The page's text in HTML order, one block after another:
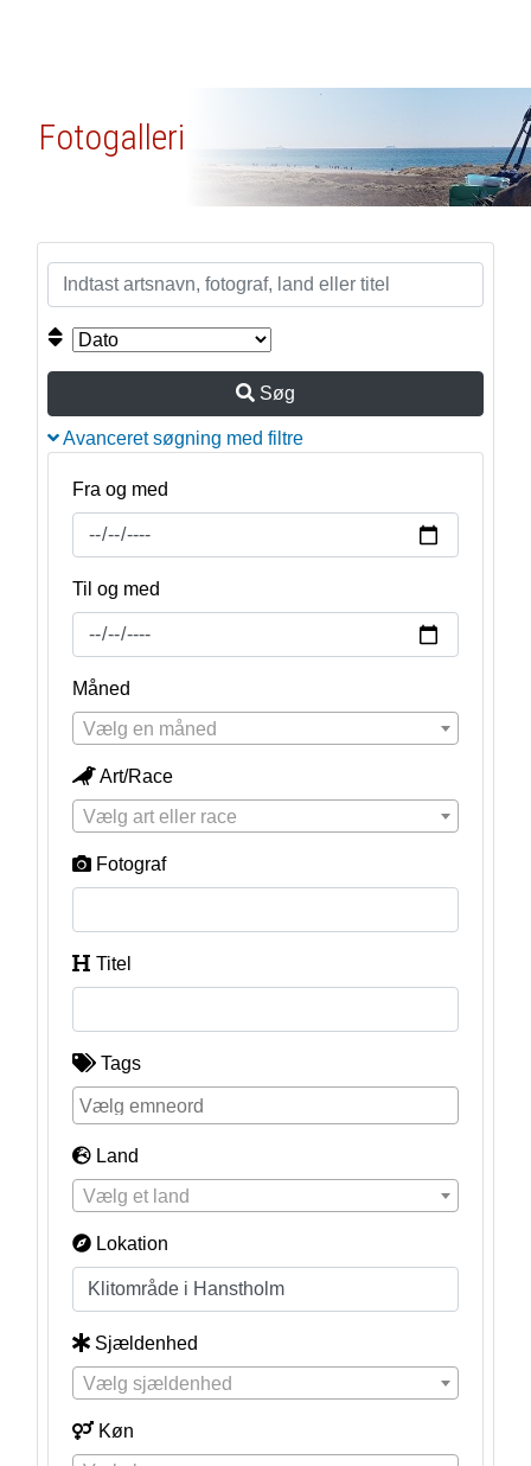
Fotogalleri
Søg
Avanceret søgning med filtre
Fra og med
Til og med
Måned
Vælg en måned
Art/Race
Vælg art eller race
Fotograf
Titel
Tags
Land
Vælg et land
Lokation
Sjældenhed
Vælg sjældenhed
Køn